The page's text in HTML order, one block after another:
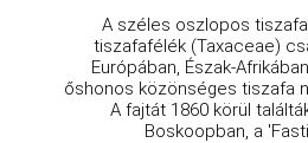
A széles oszlopos
tiszafafélék (Taxaceae)
Európában, Észak-
őshonos közönséges tiszafa
A fajtát 1860 körül
Boskoopban, a